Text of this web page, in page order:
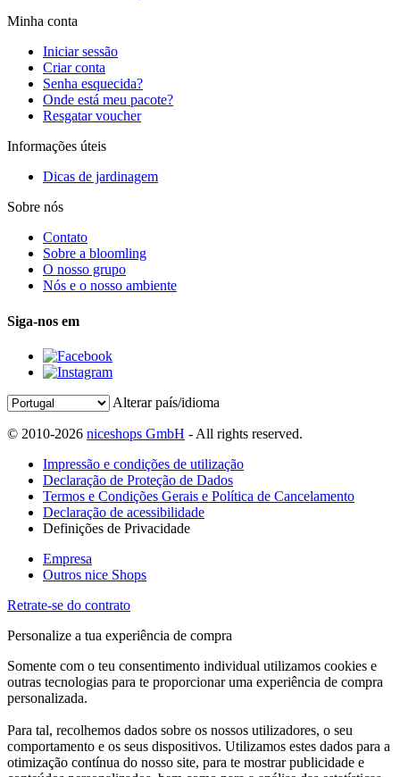
Minha conta
Iniciar sessão
Criar conta
Senha esquecida?
Onde está meu pacote?
Resgatar voucher
Informações úteis
Dicas de jardinagem
Sobre nós
Contato
Sobre a bloomling
O nosso grupo
Nós e o nosso ambiente
Siga-nos em
Alterar país/idioma
© 2010-2026 niceshops GmbH - All rights reserved.
Impressão e condições de utilização
Declaração de Proteção de Dados
Termos e Condições Gerais e Política de Cancelamento
Declaração de acessibilidade
Definições de Privacidade
Empresa
Outros nice Shops
Retrate-se do contrato
Personalize a tua experiência de compra
Somente com o teu consentimento individual utilizamos cookies e
outras tecnologias para te proporcionar uma experiência de compra
personalizada.
Para tal, recolhemos dados sobre os nossos utilizadores, o seu
comportamento e os seus dispositivos. Utilizamos estes dados para a
otimização contínua do nosso site, para te mostrar publicidade e